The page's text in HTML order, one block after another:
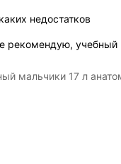
недостатков
рекомендую, учебный
мальчики 17 л